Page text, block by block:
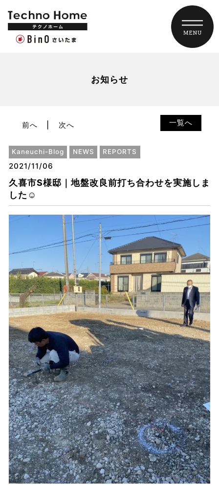
お知らせ
一覧へ
前へ 次へ
Kaneuchi-Blog NEWS REPORTS
2021/11/06
久喜市S様邸｜地盤改良前打ち合わせを実施しま
した☺